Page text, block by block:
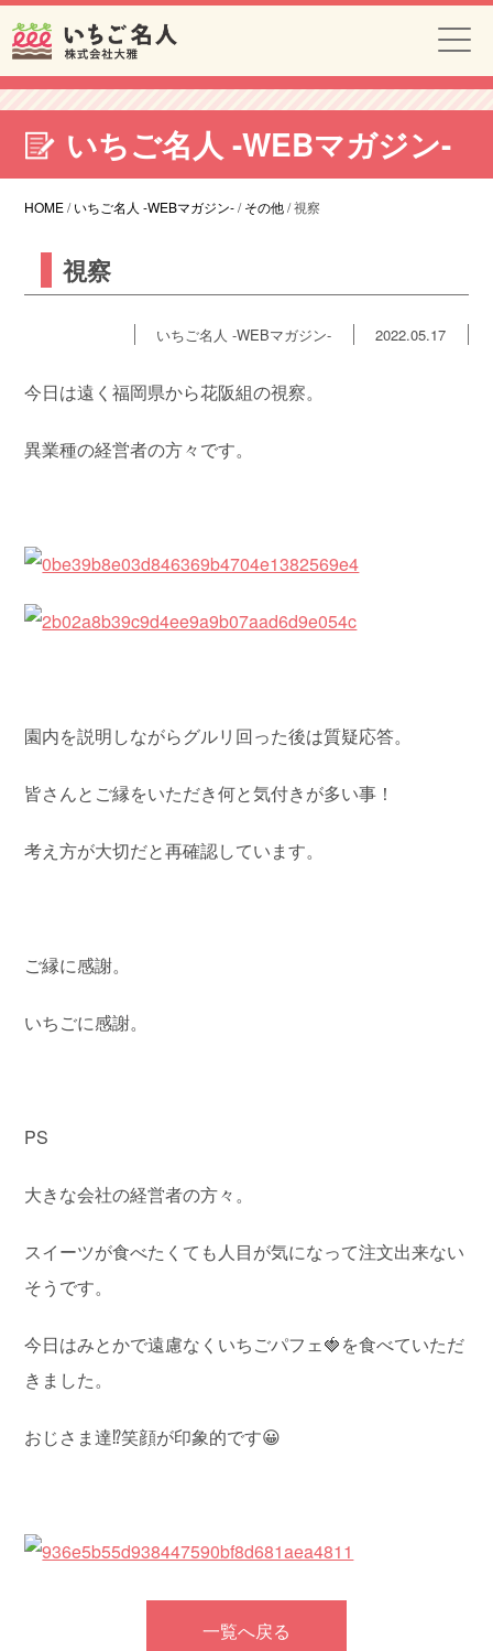
いちご名人 -WEBマガジン-
HOME/いちご名人 -WEBマガジン-/その他/視察
視察
いちご名人 -WEBマガジン- 2022.05.17
今日は遠く福岡県から花阪組の視察。
異業種の経営者の方々です。
園内を説明しながらグルリ回った後は質疑応答。
皆さんとご縁をいただき何と気付きが多い事！
考え方が大切だと再確認しています。
ご縁に感謝。
いちごに感謝。
PS
大きな会社の経営者の方々。
スイーツが食べたくても人目が気になって注文出来ない
そうです。
今日はみとかで遠慮なくいちごパフェ🍓を食べていただ
きました。
おじさま達⁉︎笑顔が印象的です😀
一覧へ戻る